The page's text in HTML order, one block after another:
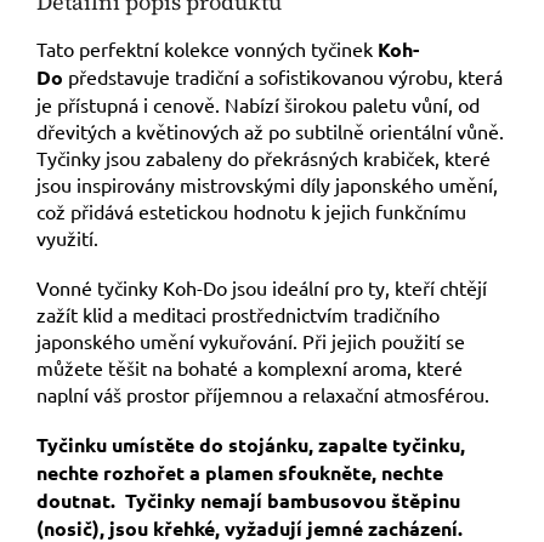
Tato perfektní kolekce vonných tyčinek Koh-
Do představuje tradiční a sofistikovanou výrobu, která
je přístupná i cenově. Nabízí širokou paletu vůní, od
dřevitých a květinových až po subtilně orientální vůně.
Tyčinky jsou zabaleny do překrásných krabiček, které
jsou inspirovány mistrovskými díly japonského umění,
což přidává estetickou hodnotu k jejich funkčnímu
využití.
Vonné tyčinky Koh-Do jsou ideální pro ty, kteří chtějí
zažít klid a meditaci prostřednictvím tradičního
japonského umění vykuřování. Při jejich použití se
můžete těšit na bohaté a komplexní aroma, které
naplní váš prostor příjemnou a relaxační atmosférou.
Tyčinku umístěte do stojánku, zapalte tyčinku,
nechte rozhořet a plamen sfoukněte, nechte
doutnat. Tyčinky nemají bambusovou štěpinu
(nosič), jsou křehké, vyžadují jemné zacházení.